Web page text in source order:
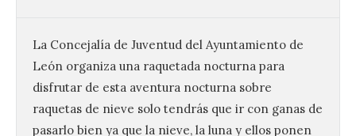
La Concejalía de Juventud del Ayuntamiento de
León organiza una raquetada nocturna para
disfrutar de esta aventura nocturna sobre
raquetas de nieve solo tendrás que ir con ganas de
pasarlo bien ya que la nieve, la luna y ellos ponen